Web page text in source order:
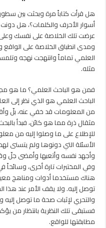
منهجية الوكالة : وكالة وطنية ، لا
رؤية الوكالة : (الدعوة لثورة ثقافية
وكالة أنباء العاصفة العربية تعودُ بطلةٍ
العاصفة تهب من جديد
هل قرأت كتاباً مرة وبحثت بين
أسوار الأحرف والكلمات؟،هل دونت
عرضت تلك الخلاصة على نفسك
ومدى انطباق الخلاصة على الواقع
العلمي تماماً وانتهجت نهجه
مثله.
فمن هو الباحث العلمي؟ ما هو
الباحث العلمي هو الذي نظر إلى
من المعلومات قد خفي عنه، بلّ
مثقال ذرة مما هو كائن، فبدأ
للإطلاع على ما وصلوا إليه من
الأسئلة التي دونوها ولم يتسنى
وأجهد نفسه وأتعبها وأمضى جلّ
وفي المختبرات تارة أخرى،
هناك مستخدما أدوات ومناهج
توصل إليه. ولا يقف الأمر عند هذا
والتحري لإثبات صحة ما توصل إليه
فستبقى تلك النظرية بانتظار من
مطابقتها للواقع.